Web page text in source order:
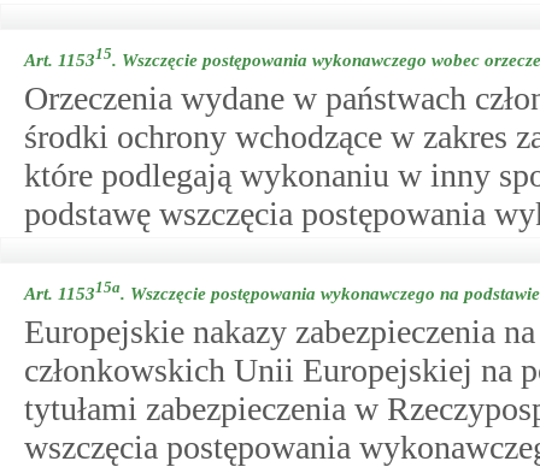
Art. 115315. Wszczęcie postępowania wykonawczego wobec
Orzeczenia wydane w państwach
środki ochrony wchodzące w zakres
które podlegają wykonaniu w inny
podstawę wszczęcia postępowania
Art. 115315a. Wszczęcie postępowania wykonawczego na
Europejskie nakazy zabezpieczenia
członkowskich Unii Europejskiej na
tytułami zabezpieczenia w
wszczęcia postępowania